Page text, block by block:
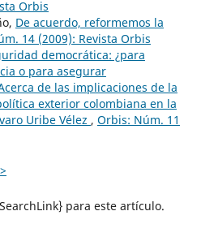
Orbis
De acuerdo, reformemos la
14 (2009): Revista Orbis
democrática: ¿para
o para asegurar
de las implicaciones de la
exterior colombiana en la
Uribe Vélez , Orbis: Núm. 11
para este artículo.